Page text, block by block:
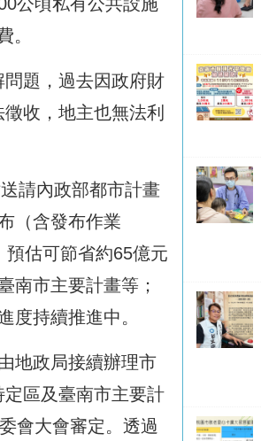
。
題，過去因政府財
收，地主也無法利
請內政部都市計畫
（含發布作業
估可節省約65億元
南市主要計畫等；
度持續推進中。
地政局接續辦理市
區及臺南市主要計
會大會審定。透過